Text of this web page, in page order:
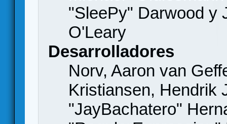
"SleePy" Darwood y
O'Leary
Desarrolladores
Norv, Aaron van
Kristiansen, Hendrik
"JayBachatero"